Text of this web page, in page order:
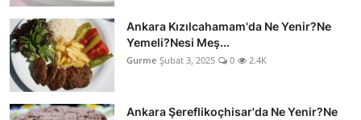
Ankara Kızılcahamam'da Ne Yenir?Ne
Yemeli?Nesi Meş...
Gurme Şubat 3, 2025 0 2.4K
Ankara Şereflikoçhisar'da Ne Yenir?Ne